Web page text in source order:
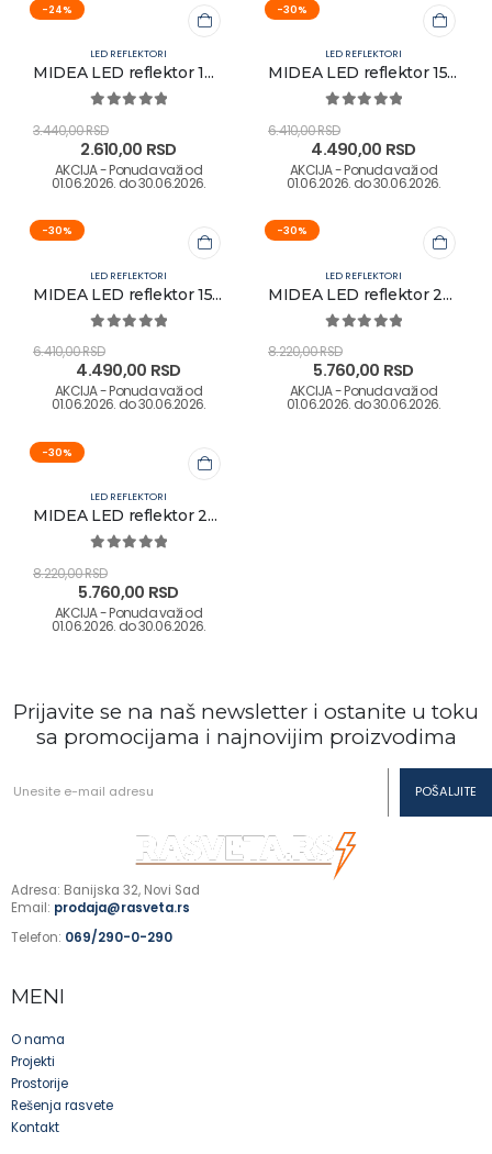
-24%
LED REFLEKTORI
MIDEA LED reflektor 100W 6500K IP66
3.440,00RSD
2.610,00 RSD
-30%
LED REFLEKTORI
MIDEA LED reflektor 150W 4000K IP66
6.410,00RSD
4.490,00 RSD
-30%
LED REFLEKTORI
MIDEA LED reflektor 150W 6500K IP66
6.410,00RSD
4.490,00 RSD
-30%
LED REFLEKTORI
MIDEA LED reflektor 200W 4000K IP66
8.220,00RSD
5.760,00 RSD
-30%
LED REFLEKTORI
MIDEA LED reflektor 200W 6500K IP66
8.220,00RSD
5.760,00 RSD
Prijavite se na naš newsletter i ostanite u toku
sa promocijama i najnovijim proizvodima
Adresa: Banijska 32, Novi Sad
Email: prodaja@rasveta.rs
Telefon: 069/290-0-290
MENI
O nama
Projekti
Prostorije
Rešenja rasvete
Kontakt